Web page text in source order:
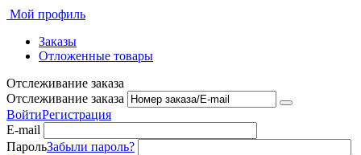
Мой профиль
Заказы
Отложенные товары
Отслеживание заказа
Отслеживание заказа
ВойтиРегистрация
E-mail
ПарольЗабыли пароль?